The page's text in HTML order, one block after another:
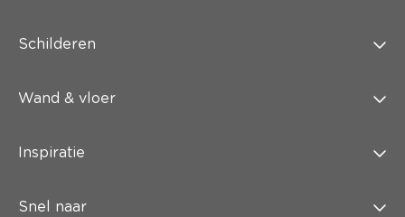
Schilderen
Wand & vloer
Inspiratie
Snel naar